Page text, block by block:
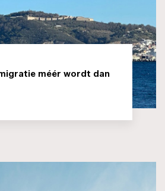
méér wordt dan